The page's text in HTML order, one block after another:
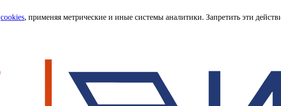
cookies, применяя метрические и иные системы аналитики. Запретить эти